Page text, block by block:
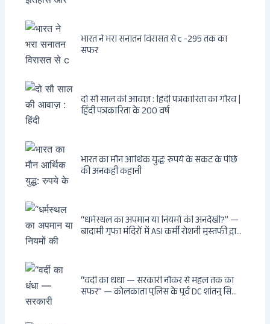
भारत ने भरा सनातन विरासत से c -295 तक का
सफर
दो सौ साल की आवाज़ : हिंदी पत्रकारिता का गौरव |
हिंदी पत्रकारिता के 200 वर्ष
भारत का मौन आर्थिक युद्ध: रुपये के संकट के पीछे
की अनकही कहानी
“धर्मस्थल का अपमान या नियमों की अनदेखी?” —
बादामी गुफा मंदिरों में ASI कर्मी रोशनी मुस्तफी द्वारा
“वर्दी का धंधा — सरकारी नौकर से महल तक का
सफर” — कोलकाता पुलिस के पूर्व DC शांतनु सिन्हा